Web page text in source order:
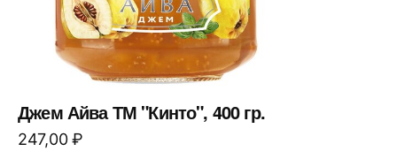
Джем Айва ТМ "Кинто", 400 гр.
247,00₽